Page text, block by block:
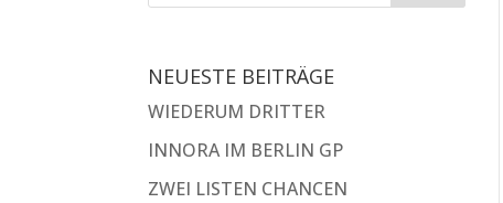
NEUESTE BEITRÄGE
WIEDERUM DRITTER
INNORA IM BERLIN GP
ZWEI LISTEN CHANCEN